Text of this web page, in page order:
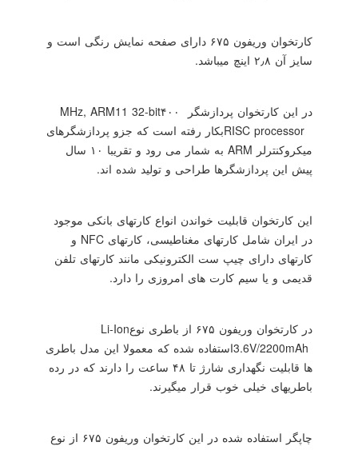
کارتخوان وریفون ۶۷۵ دارای صفحه نمایش رنگی است و
سایز آن ۲٫۸ اینچ میباشد.
در این کارتخوان پردازشگر ۴۰۰
MHz, ARM11 32-bit
RISC processorبکار رفته است که جزو پردازشگرهای
میکروکنترلر ARM
به شمار می رود و تقریبا ۱۰ سال
پیش این پردازشگرها طراحی و تولید شده اند.
این کارتخوان قابلیت خواندن انواع کارتهای بانکی موجود
در ایران شامل کارتهای مغناطیسی، کارتهای NFC و
کارتهای دارای چیپ ست الکترونیکی مانند کارتهای تلفن
قدیمی و یا سیم کارت های امروزی را دارد.
در کارتخوان وریفون ۶۷۵ از باطری نوع
Li-Ion
3.6V/2200mAhاستفاده شده که معمولا این مدل باطری
ها قابلیت نگهداری شارژ تا ۴۸ ساعت را دارند که در رده
باطریهای خیلی خوب قرار میگیرند.
چاپگر استفاده شده در این کارتخوان وریفون ۶۷۵ از نوع